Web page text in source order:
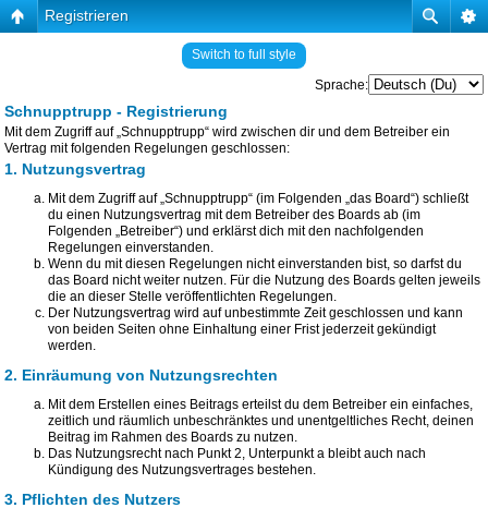
Registrieren
Switch to full style
Sprache:
Schnupptrupp - Registrierung
Mit dem Zugriff auf „Schnupptrupp“ wird zwischen dir und dem Betreiber ein
Vertrag mit folgenden Regelungen geschlossen:
1. Nutzungsvertrag
Mit dem Zugriff auf „Schnupptrupp“ (im Folgenden „das Board“) schließt
du einen Nutzungsvertrag mit dem Betreiber des Boards ab (im
Folgenden „Betreiber“) und erklärst dich mit den nachfolgenden
Regelungen einverstanden.
Wenn du mit diesen Regelungen nicht einverstanden bist, so darfst du
das Board nicht weiter nutzen. Für die Nutzung des Boards gelten jeweils
die an dieser Stelle veröffentlichten Regelungen.
Der Nutzungsvertrag wird auf unbestimmte Zeit geschlossen und kann
von beiden Seiten ohne Einhaltung einer Frist jederzeit gekündigt
werden.
2. Einräumung von Nutzungsrechten
Mit dem Erstellen eines Beitrags erteilst du dem Betreiber ein einfaches,
zeitlich und räumlich unbeschränktes und unentgeltliches Recht, deinen
Beitrag im Rahmen des Boards zu nutzen.
Das Nutzungsrecht nach Punkt 2, Unterpunkt a bleibt auch nach
Kündigung des Nutzungsvertrages bestehen.
3. Pflichten des Nutzers